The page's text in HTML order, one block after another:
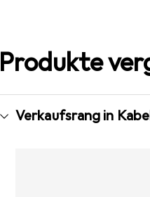
Produkte
Verkaufsrang in